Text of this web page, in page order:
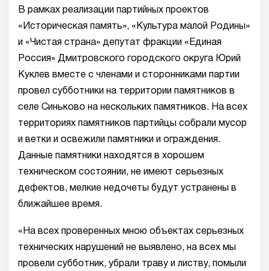
В рамках реализации партийных проектов
«Историческая память», «Культура малой Родины»
и «Чистая страна» депутат фракции «Единая
Россия» Дмитровского городского округа Юрий
Куклев вместе с членами и сторонниками партии
провел субботники на территории памятников в
селе Синьково на нескольких памятников. На всех
территориях памятников партийцы собрали мусор
и ветки и освежили памятники и ограждения.
Данные памятники находятся в хорошем
техническом состоянии, не имеют серьезных
дефектов, мелкие недочеты будут устранены в
ближайшее время.
«На всех проверенных мною объектах серьезных
технических нарушений не выявлено, на всех мы
провели субботник, убрали траву и листву, помыли